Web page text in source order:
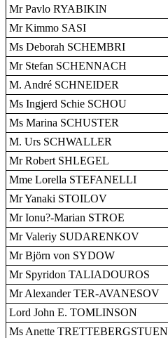
Mr Pavlo RYABIKIN
Mr Kimmo SASI
Ms Deborah SCHEMBRI
Mr Stefan SCHENNACH
M. André SCHNEIDER
Ms Ingjerd Schie SCHOU
Ms Marina SCHUSTER
M. Urs SCHWALLER
Mr Robert SHLEGEL
Mme Lorella STEFANELLI
Mr Yanaki STOILOV
Mr Ionu?-Marian STROE
Mr Valeriy SUDARENKOV
Mr Björn von SYDOW
Mr Spyridon TALIADOUROS
Mr Alexander TER-AVANESOV
Lord John E. TOMLINSON
Ms Anette TRETTEBERGSTUEN